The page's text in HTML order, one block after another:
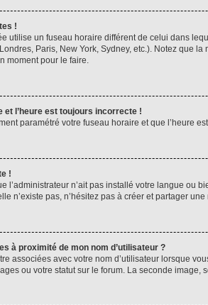
!
utilise un fuseau horaire différent de celui dans
Paris, New York, Sydney, etc.). Notez que
moment pour le faire.
et l’heure est toujours incorrecte !
paramétré votre fuseau horaire et que l’heure
!
l’administrateur n’ait pas installé votre langue ou
n’existe pas, n’hésitez pas à créer et partager
à proximité de mon nom d’utilisateur ?
associées avec votre nom d’utilisateur lorsque
ou votre statut sur le forum. La seconde